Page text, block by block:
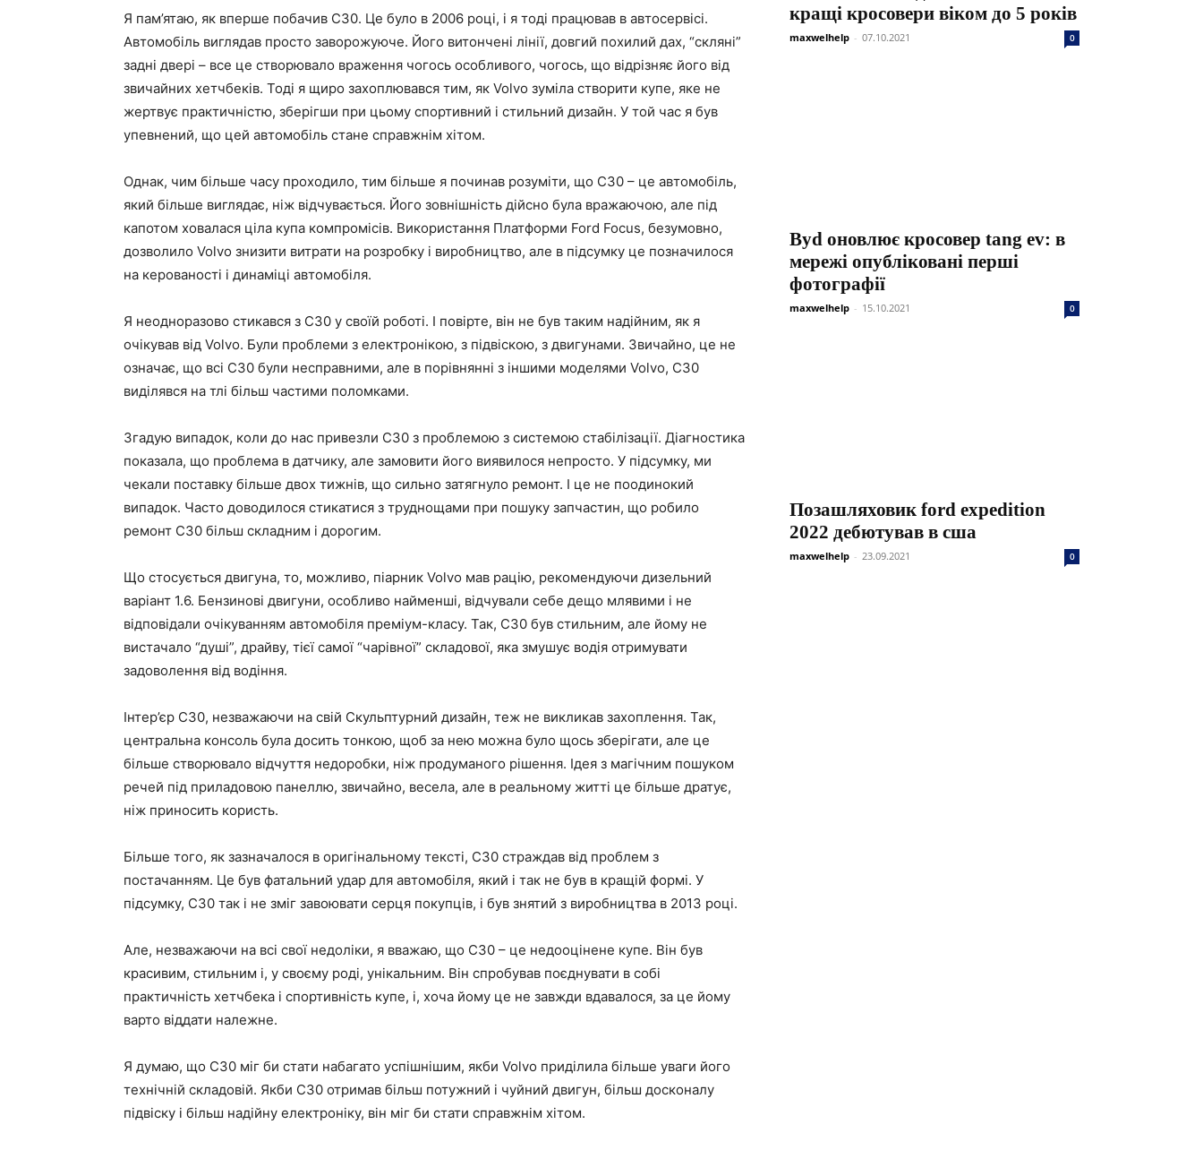
Я пам’ятаю, як вперше побачив C30. Це було в 2006 році, і я тоді працював в автосервісі.
Автомобіль виглядав просто заворожуюче. Його витончені лінії, довгий похилий дах, “скляні”
задні двері – все це створювало враження чогось особливого, чогось, що відрізняє його від
звичайних хетчбеків. Тоді я щиро захоплювався тим, як Volvo зуміла створити купе, яке не
жертвує практичністю, зберігши при цьому спортивний і стильний дизайн. У той час я був
упевнений, що цей автомобіль стане справжнім хітом.
Однак, чим більше часу проходило, тим більше я починав розуміти, що C30 – це автомобіль,
який більше виглядає, ніж відчувається. Його зовнішність дійсно була вражаючою, але під
капотом ховалася ціла купа компромісів. Використання Платформи Ford Focus, безумовно,
дозволило Volvo знизити витрати на розробку і виробництво, але в підсумку це позначилося
на керованості і динаміці автомобіля.
Я неодноразово стикався з C30 у своїй роботі. І повірте, він не був таким надійним, як я
очікував від Volvo. Були проблеми з електронікою, з підвіскою, з двигунами. Звичайно, це не
означає, що всі C30 були несправними, але в порівнянні з іншими моделями Volvo, C30
виділявся на тлі більш частими поломками.
Згадую випадок, коли до нас привезли C30 з проблемою з системою стабілізації. Діагностика
показала, що проблема в датчику, але замовити його виявилося непросто. У підсумку, ми
чекали поставку більше двох тижнів, що сильно затягнуло ремонт. І це не поодинокий
випадок. Часто доводилося стикатися з труднощами при пошуку запчастин, що робило
ремонт C30 більш складним і дорогим.
Що стосується двигуна, то, можливо, піарник Volvo мав рацію, рекомендуючи дизельний
варіант 1.6. Бензинові двигуни, особливо найменші, відчували себе дещо млявими і не
відповідали очікуванням автомобіля преміум-класу. Так, C30 був стильним, але йому не
вистачало “душі”, драйву, тієї самої “чарівної” складової, яка змушує водія отримувати
задоволення від водіння.
Інтер’єр C30, незважаючи на свій Скульптурний дизайн, теж не викликав захоплення. Так,
центральна консоль була досить тонкою, щоб за нею можна було щось зберігати, але це
більше створювало відчуття недоробки, ніж продуманого рішення. Ідея з магічним пошуком
речей під приладовою панеллю, звичайно, весела, але в реальному житті це більше дратує,
ніж приносить користь.
Більше того, як зазначалося в оригінальному тексті, C30 страждав від проблем з
постачанням. Це був фатальний удар для автомобіля, який і так не був в кращій формі. У
підсумку, C30 так і не зміг завоювати серця покупців, і був знятий з виробництва в 2013 році.
Але, незважаючи на всі свої недоліки, я вважаю, що C30 – це недооцінене купе. Він був
красивим, стильним і, у своєму роді, унікальним. Він спробував поєднувати в собі
практичність хетчбека і спортивність купе, і, хоча йому це не завжди вдавалося, за це йому
варто віддати належне.
Я думаю, що C30 міг би стати набагато успішнішим, якби Volvo приділила більше уваги його
технічній складовій. Якби C30 отримав більш потужний і чуйний двигун, більш досконалу
підвіску і більш надійну електроніку, він міг би стати справжнім хітом.
кращі кросовери віком до 5 років
maxwelhelp - 07.10.2021 0
Byd оновлює кросовер tang ev: в
мережі опубліковані перші
фотографії
maxwelhelp - 15.10.2021 0
Позашляховик ford expedition
2022 дебютував в сша
maxwelhelp - 23.09.2021 0